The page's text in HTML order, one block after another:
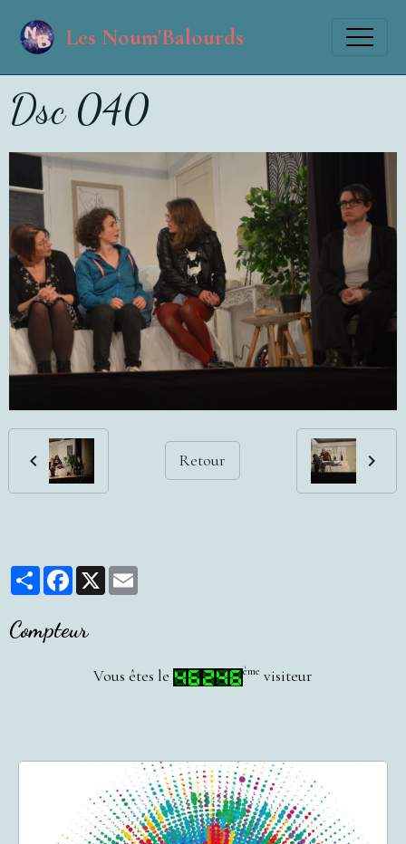
Les Noum'Balourds
Dsc 040
Retour
PartagerFacebook
X
Compteur
Vous êtes le ème visiteur